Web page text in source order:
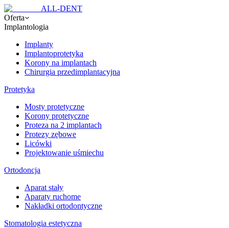
ALL-DENT
Oferta
Implantologia
Implanty
Implantoprotetyka
Korony na implantach
Chirurgia przedimplantacyjna
Protetyka
Mosty protetyczne
Korony protetyczne
Proteza na 2 implantach
Protezy zębowe
Licówki
Projektowanie uśmiechu
Ortodoncja
Aparat stały
Aparaty ruchome
Nakładki ortodontyczne
Stomatologia estetyczna